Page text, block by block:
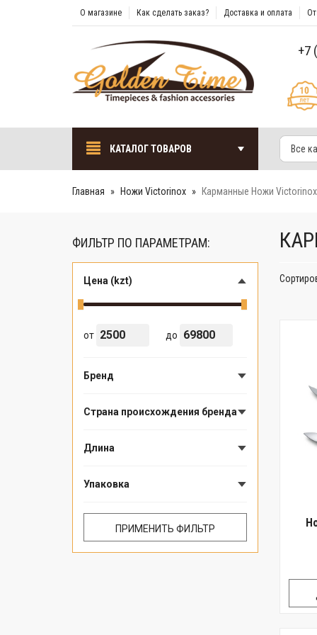
О магазине Как сделать заказ? Доставка и оплата
+7
КАТАЛОГ ТОВАРОВ Все
Главная Ножи Victorinox Карманные Ножи Victorinox
ФИЛЬТР ПО ПАРАМЕТРАМ:
Цена (kzt)
от до
Бренд
Страна происхождения бренда
Длина
Упаковка